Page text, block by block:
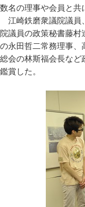
数名の理事や会員と共
江崎鉄磨衆議院議員
院議員の政策秘書藤
の永田哲二常務理事、
総会の林斯福会長など
鑑賞した。